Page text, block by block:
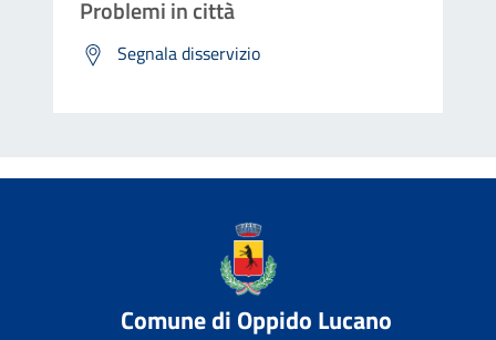
Problemi in città
Segnala disservizio
Comune di Oppido Lucano